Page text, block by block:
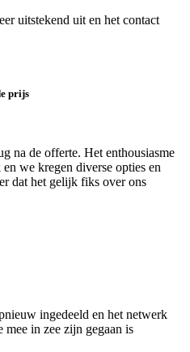
uitstekend uit en het contact
prijs
na de offerte. Het enthousiasme
we kregen diverse opties en
dat het gelijk fiks over ons
ingedeeld en het netwerk
in zee zijn gegaan is